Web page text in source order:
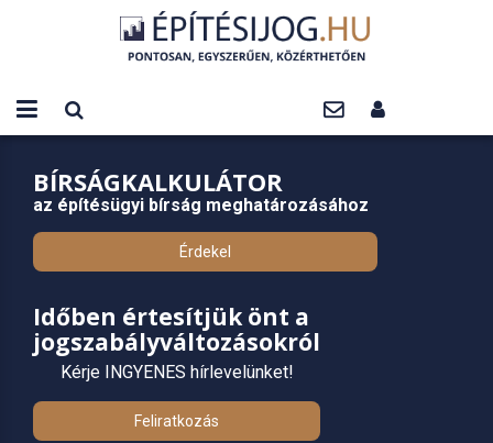
BÍRSÁGKALKULÁTOR
az építésügyi bírság meghatározásához
Érdekel
Időben értesítjük önt a
jogszabályváltozásokról
Kérje INGYENES hírlevelünket!
Feliratkozás